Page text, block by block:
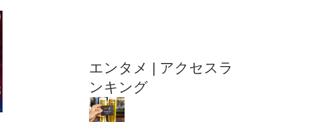
エンタメ | アクセスラ
ンキング